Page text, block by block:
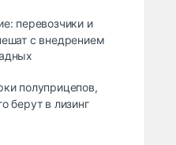
перевозчики и
с внедрением
полуприцепов,
берут в лизинг